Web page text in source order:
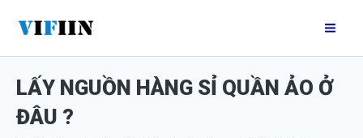
nội
dungLẤY NGUỒN HÀNG SỈ QUẦN ẢO Ở
ĐÂU ?